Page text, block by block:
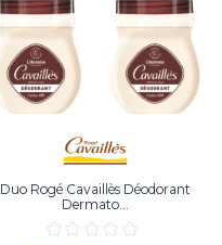
Duo Rogé Cavaillès Déodorant
Dermato...